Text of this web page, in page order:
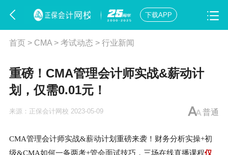
下载APP
首页> CMA> 考试动态 > 行业新闻
重磅！​CMA管理会计师实战&薪动计
划，仅需0.01元！
普通
来源： 正保会计网校 2023-05-09
CMA管理会计师实战&薪动计划重磅来袭！财务分析实操+初
级&CMA如何一备两考+管会面试技巧，三场在线直播课程仅